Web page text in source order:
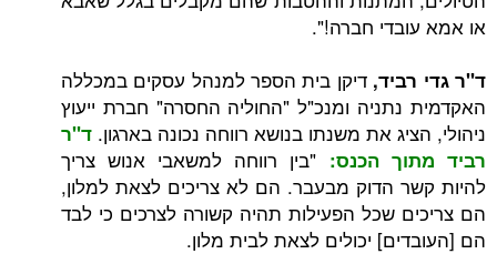
חברה!".
דיקן בית הספר למנהל עסקים במכללה
ומנכ"ל "החוליה החסרה" חברת ייעוץ
את משנתו בנושא רווחה נכונה בארגון.ד"ר
הכנס:"בין רווחה למשאבי אנוש צריך
הדוק מבעבר. הם לא צריכים לצאת למלון,
שכל הפעילות תהיה קשורה לצרכים כי לבד
יכולים לצאת לבית מלון.